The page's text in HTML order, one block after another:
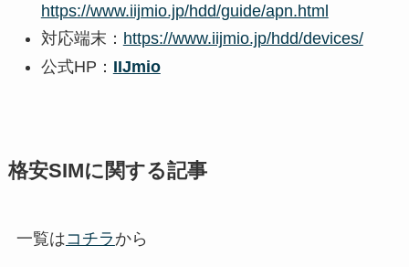
https://www.iijmio.jp/hdd/guide/apn.html
対応端末： https://www.iijmio.jp/hdd/devices/
公式HP： IIJmio
格安SIMに関する記事
一覧はコチラ から